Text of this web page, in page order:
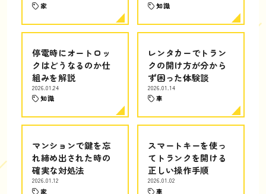
家 知識
停電時にオートロッ
クはどうなるのか仕
組みを解説
2026.01.24
知識
レンタカーでトラン
クの開け方が分から
ず困った体験談
2026.01.14
車
マンションで鍵を忘
れ締め出された時の
確実な対処法
2026.01.12
家
スマートキーを使っ
てトランクを開ける
正しい操作手順
2026.01.02
車